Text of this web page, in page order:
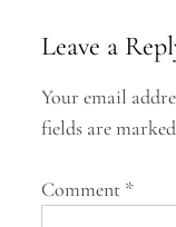
n
a
v
g
Leave a
Your email
fields are marked
Comment *